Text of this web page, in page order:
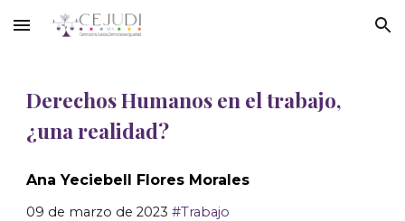
Skip to main content Skip to navigation
Derechos Humanos en el trabajo,
¿una realidad?
Ana Yeciebell Flores Morales
09 de marzo de 2023 #Trabajo